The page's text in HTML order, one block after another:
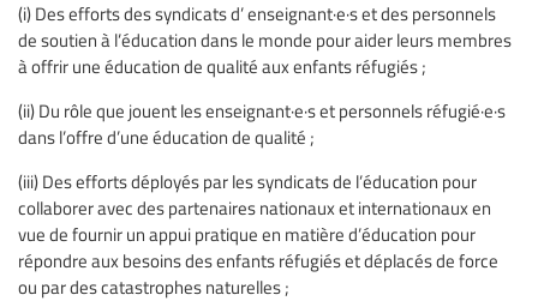
(i) Des efforts des syndicats d’ enseignant·e·s et des personnels
de soutien à l’éducation dans le monde pour aider leurs membres
à offrir une éducation de qualité aux enfants réfugiés ;
(ii) Du rôle que jouent les enseignant·e·s et personnels réfugié·e·s
dans l’offre d’une éducation de qualité ;
(iii) Des efforts déployés par les syndicats de l’éducation pour
collaborer avec des partenaires nationaux et internationaux en
vue de fournir un appui pratique en matière d’éducation pour
répondre aux besoins des enfants réfugiés et déplacés de force
ou par des catastrophes naturelles ;